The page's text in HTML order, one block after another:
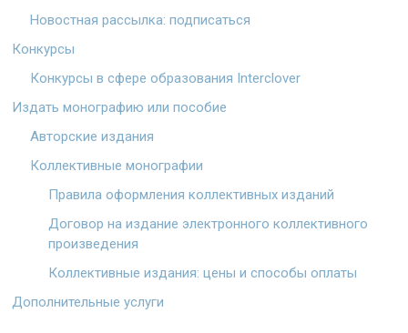
Новостная рассылка: подписаться
Конкурсы
Конкурсы в сфере образования Interclover
Издать монографию или пособие
Авторские издания
Коллективные монографии
Правила оформления коллективных изданий
Договор на издание электронного коллективного
произведения
Коллективные издания: цены и способы оплаты
Дополнительные услуги